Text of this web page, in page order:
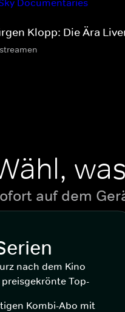
Klopp: Die Ära
auf dem
nach dem Kino
Top-
Kombi-Abo mit